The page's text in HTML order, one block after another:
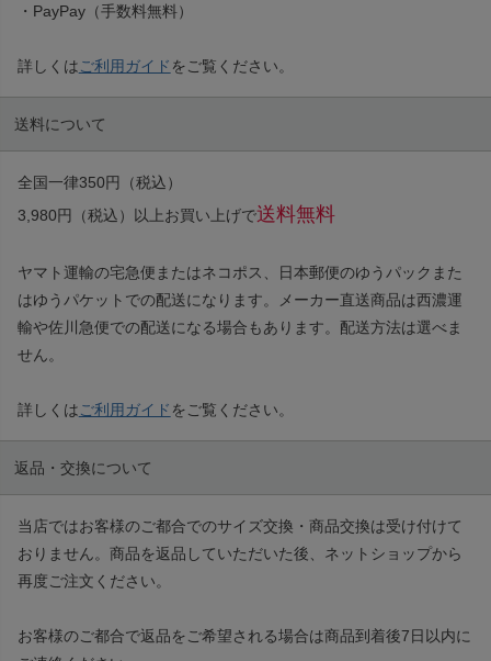
・PayPay（手数料無料）
詳しくは ご利用ガイド をご覧ください。
送料について
全国一律350円（税込）
3,980円（税込）以上お買い上げで送料無料
ヤマト運輸の宅急便またはネコポス、日本郵便のゆうパックまた
はゆうパケットでの配送になります。メーカー直送商品は西濃運
輸や佐川急便での配送になる場合もあります。配送方法は選べま
せん。
詳しくは ご利用ガイド をご覧ください。
返品・交換について
当店ではお客様のご都合でのサイズ交換・商品交換は受け付けて
おりません。商品を返品していただいた後、ネットショップから
再度ご注文ください。
お客様のご都合で返品をご希望される場合は商品到着後7日以内に